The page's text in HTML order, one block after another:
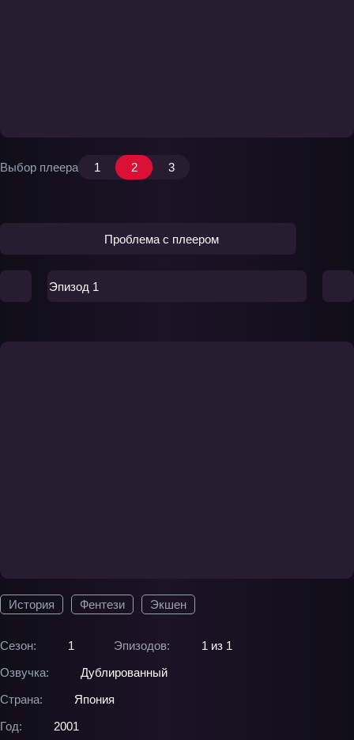
История Фентези Экшен
Сезон: 1 Эпизодов:
1 из 1
Озвучка:
Дублированный
Страна:
Япония
Год:
2001
Выбор плеера 1 2 3
Проблема с плеером
Эпизод 1